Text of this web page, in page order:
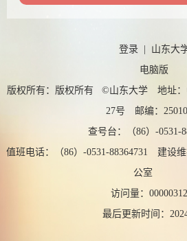
登录| 山东大
电脑版
版权所有：版权所有 ©山东大学 地址：
27号 邮编：
查号台：（86）-0531-
值班电话：（86）-0531-88364731 建设
公室
访问量：
最后更新时间：